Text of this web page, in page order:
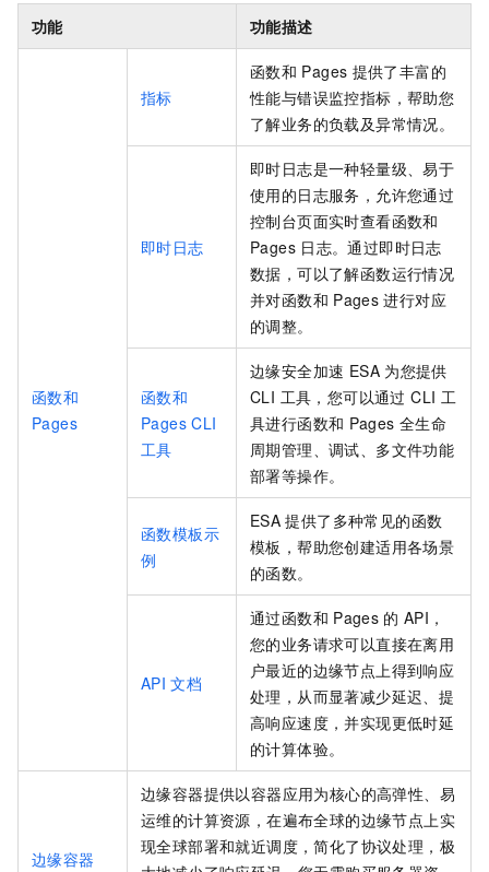
功能 功能描述
函数和
Pages
指标
函数和 Pages 提供了丰富的
性能与错误监控指标，帮助您
了解业务的负载及异常情况。
即时日志
即时日志是一种轻量级、易于
使用的日志服务，允许您通过
控制台页面实时查看函数和
Pages 日志。通过即时日志
数据，可以了解函数运行情况
并对函数和 Pages 进行对应
的调整。
函数和
Pages CLI
工具
边缘安全加速 ESA 为您提供
CLI 工具，您可以通过 CLI 工
具进行函数和 Pages 全生命
周期管理、调试、多文件功能
部署等操作。
函数模板示
例
ESA 提供了多种常见的函数
模板，帮助您创建适用各场景
的函数。
API 文档
通过函数和 Pages 的 API，
您的业务请求可以直接在离用
户最近的边缘节点上得到响应
处理，从而显著减少延迟、提
高响应速度，并实现更低时延
的计算体验。
边缘容器
边缘容器提供以容器应用为核心的高弹性、易
运维的计算资源，在遍布全球的边缘节点上实
现全球部署和就近调度，简化了协议处理，极